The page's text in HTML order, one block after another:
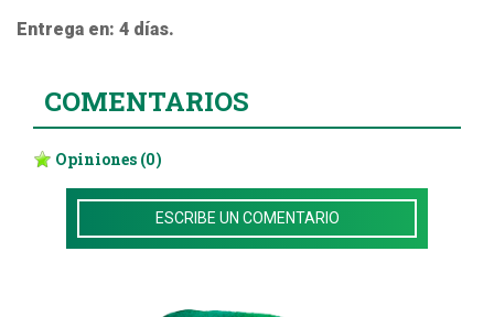
Entrega en: 4 días.
COMENTARIOS
Opiniones (0)
ESCRIBE UN COMENTARIO